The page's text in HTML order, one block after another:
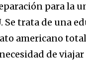
para la
Se trata de una
americano
de